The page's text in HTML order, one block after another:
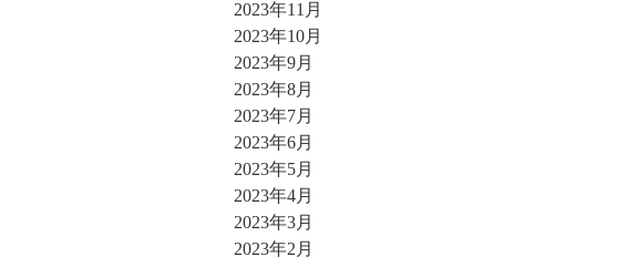
2023年11月
2023年10月
2023年9月
2023年8月
2023年7月
2023年6月
2023年5月
2023年4月
2023年3月
2023年2月